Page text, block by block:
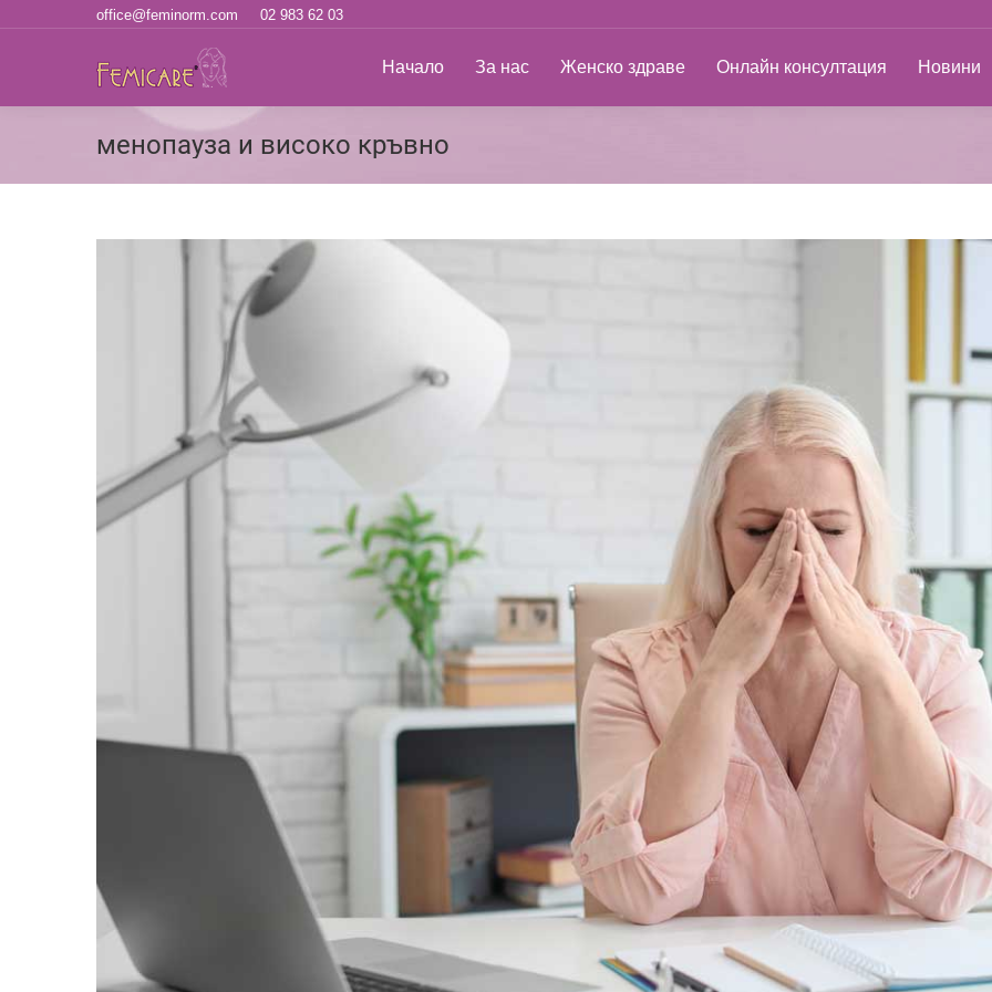
office@feminorm.com 02 983 62 03
Начало За нас Женско здраве Онлайн консултация Новини
менопауза и високо кръвно
Начало За нас Женско здраве Онлайн консултация Новини